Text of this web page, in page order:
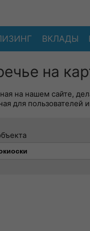
ВКЛАДЫ
на
на нашем сайте,
для пользователей